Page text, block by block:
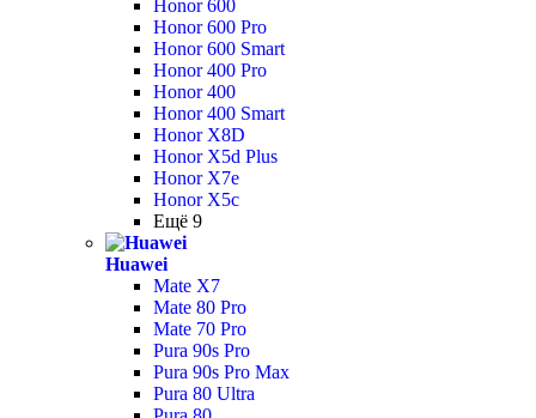
Honor 600
Honor 600 Pro
Honor 600 Smart
Honor 400 Pro
Honor 400
Honor 400 Smart
Honor X8D
Honor X5d Plus
Honor X7e
Honor X5c
Ещё 9
Huawei
Mate X7
Mate 80 Pro
Mate 70 Pro
Pura 90s Pro
Pura 90s Pro Max
Pura 80 Ultra